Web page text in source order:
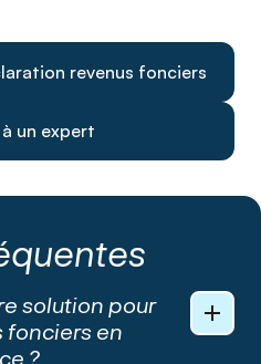
revenus fonciers
un expert
solution pour
fonciers en
?